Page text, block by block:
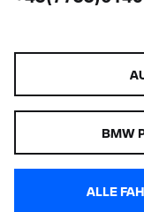
BMW
ALLE